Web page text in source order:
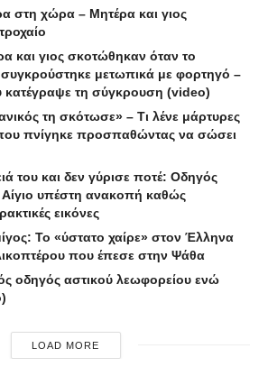
στη χώρα – Μητέρα και γιος
και γιος σκοτώθηκαν όταν το
συγκρούστηκε μετωπικά με φορτηγό –
κατέγραψε τη σύγκρουση (video)
τη σκότωσε» – Τι λένε μάρτυρες
πνίγηκε προσπαθώντας να σώσει
του και δεν γύρισε ποτέ: Οδηγός
υπέστη ανακοπή καθώς
εικόνες
Το «ύστατο χαίρε» στον Έλληνα
που έπεσε στην Ψάθα
οδηγός αστικού λεωφορείου ενώ
LOAD MORE